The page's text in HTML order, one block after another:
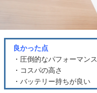
良かった点
・圧倒的なパフォーマンス
・コスパの高さ
・バッテリー持ちが良い